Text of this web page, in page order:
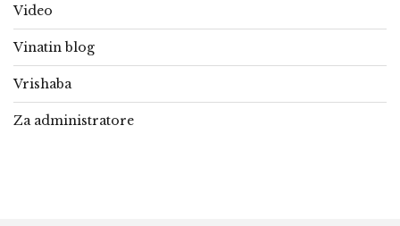
Video
Vinatin blog
Vrishaba
Za administratore